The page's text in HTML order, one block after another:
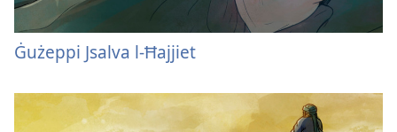
Ġużeppi Jsalva l-Ħajjiet